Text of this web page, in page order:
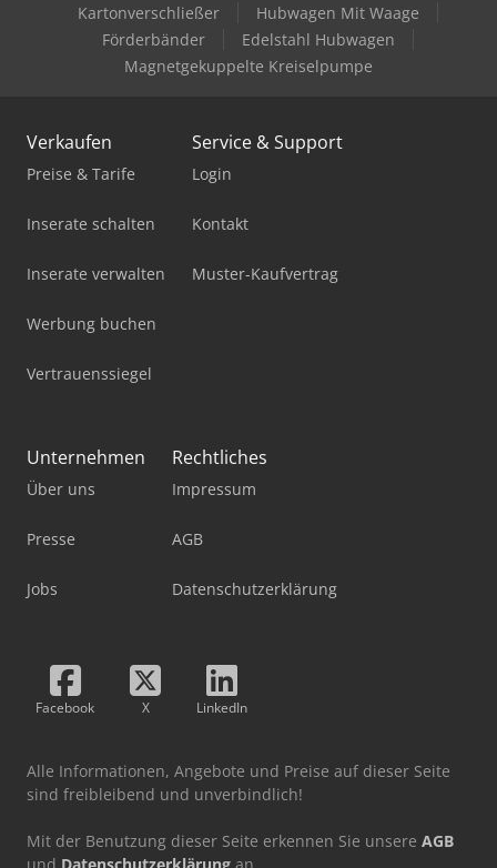
Kartonverschließer
Hubwagen Mit Waage
Förderbänder
Edelstahl Hubwagen
Magnetgekuppelte Kreiselpumpe
Verkaufen
Preise & Tarife
Inserate schalten
Inserate verwalten
Werbung buchen
Vertrauenssiegel
Service & Support
Login
Kontakt
Muster-Kaufvertrag
Unternehmen
Über uns
Presse
Jobs
Rechtliches
Impressum
AGB
Datenschutzerklärung
Facebook X LinkedIn
Alle Informationen, Angebote und Preise auf dieser Seite
sind freibleibend und unverbindlich!
Mit der Benutzung dieser Seite erkennen Sie unsere AGB